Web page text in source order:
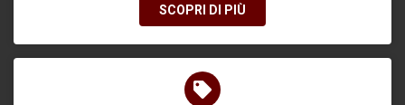
SCOPRI DI PIÙ